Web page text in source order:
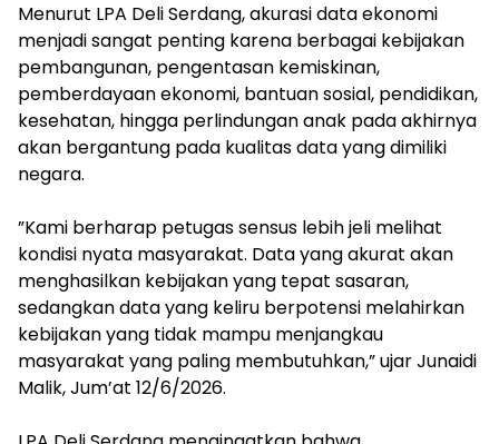
‎Menurut LPA Deli Serdang, akurasi data ekonomi
menjadi sangat penting karena berbagai kebijakan
pembangunan, pengentasan kemiskinan,
pemberdayaan ekonomi, bantuan sosial, pendidikan,
kesehatan, hingga perlindungan anak pada akhirnya
akan bergantung pada kualitas data yang dimiliki
negara.
‎”Kami berharap petugas sensus lebih jeli melihat
kondisi nyata masyarakat. Data yang akurat akan
menghasilkan kebijakan yang tepat sasaran,
sedangkan data yang keliru berpotensi melahirkan
kebijakan yang tidak mampu menjangkau
masyarakat yang paling membutuhkan,” ujar Junaidi
Malik, Jum’at 12/6/2026.